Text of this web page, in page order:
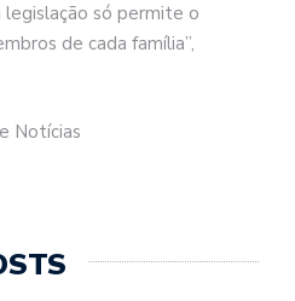
legislação só permite o
de cada família”,
Notícias